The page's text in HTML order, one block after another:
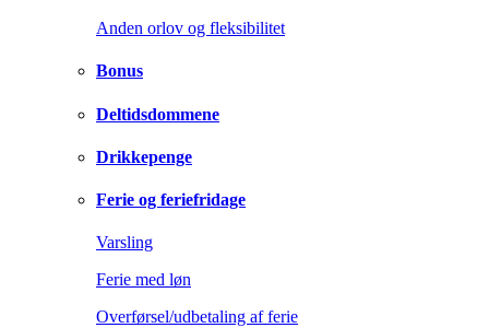
Anden orlov og fleksibilitet
Bonus
Deltidsdommene
Drikkepenge
Ferie og feriefridage
Varsling
Ferie med løn
Overførsel/udbetaling af ferie